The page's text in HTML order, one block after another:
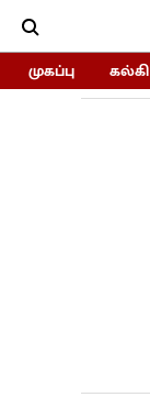
முகப்பு கல்கி